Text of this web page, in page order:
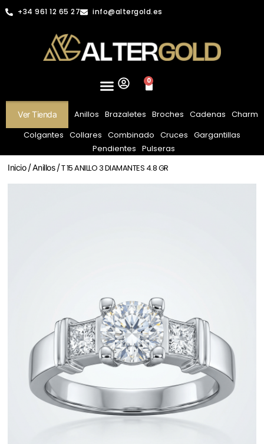
+34 961 12 65 27 info@altergold.es
0
Ver Tienda Anillos Brazaletes Broches Cadenas Charm
Colgantes Collares Combinado Cruces Gargantillas
Pendientes Pulseras
Inicio/Anillos/ T 15 ANILLO 3 DIAMANTES 4.8 GR